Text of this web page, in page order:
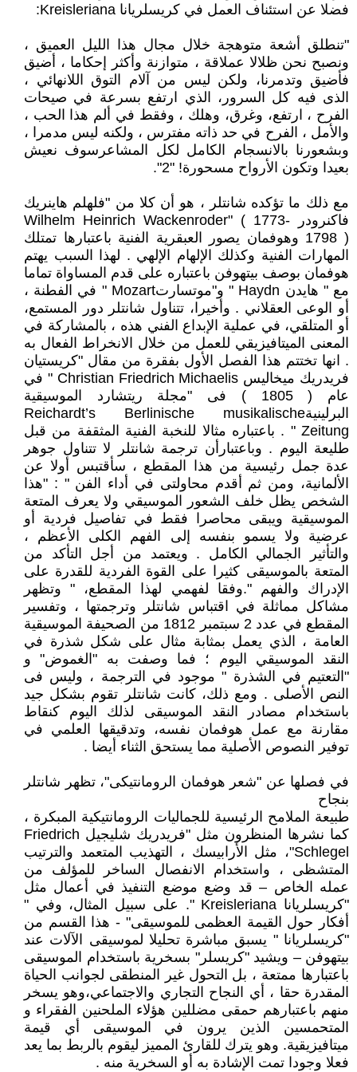
فضلا عن استئناف العمل في كريسلريانا Kreisleriana:
"تنطلق أشعة متوهجة خلال مجال هذا الليل العميق ،
ونصبح نحن ظلالا عملاقة ، متوازنة وأكثر إحكاما ، أضيق
فأضيق وتدمرنا، ولكن ليس من آلام التوق اللانهائي ،
الذى فيه كل السرور، الذي ارتفع بسرعة في صيحات
الفرح ، ارتفع، وغرق، وهلك ، وفقط في ألم هذا الحب ،
والأمل ، الفرح في حد ذاته مفترس ، ولكنه ليس مدمرا ،
وبشعورنا بالانسجام الكامل لكل المشاعرسوف نعيش
بعيدا وتكون الأرواح مسحورة! "2".
مع ذلك ما تؤكده شانتلر ، هو أن كلا من "فلهلم هاينريك
فاكنرودر Wilhelm Heinrich Wackenroder" ( 1773-
1798 ) وهوفمان يصور العبقرية الفنية باعتبارها تمتلك
المهارات الفنية وكذلك الإلهام الإلهي . لهذا السبب يهتم
هوفمان بوصف بيتهوفن باعتباره على قدم المساواة تماما
مع " هايدن Haydn " و"موتسارتMozart " في الفطنة ،
أو الوعى العقلاني . وأخيرا، تتناول شانتلر دور المستمع،
أو المتلقي، في عملية الإبداع الفني هذه ، بالمشاركة في
المعنى الميتافيزيقي للعمل من خلال الانخراط الفعال به
. انها تختتم هذا الفصل الأول بفقرة من مقال "كريستيان
فريدريك ميخاليس Christian Friedrich Michaelis " في
عام ( 1805 ) فى "مجلة ريتشارد الموسيقية
البرلينيةReichardt’s Berlinische musikalische
Zeitung " . باعتباره مثالا للنخبة الفنية المثقفة من قبل
طليعة اليوم . وباعتبارأن ترجمة شانتلر لا تتناول جوهر
عدة جمل رئيسية من هذا المقطع ، سأقتبس أولا عن
الألمانية، ومن ثم أقدم محاولتى في أداء الفن " : "هذا
الشخص يظل خلف الشعور الموسيقي ولا يعرف المتعة
الموسيقية ويبقى محاصرا فقط في تفاصيل فردية أو
عرضية ولا يسمو بنفسه إلى الفهم الكلى الأعظم ،
والتأثير الجمالي الكامل . ويعتمد من أجل التأكد من
المتعة بالموسيقى كثيرا على القوة الفردية للقدرة على
الإدراك والفهم ".وفقا لفهمي لهذا المقطع، " وتظهر
مشاكل مماثلة في اقتباس شانتلر وترجمتها ، وتفسير
المقطع في عدد 2 سبتمبر 1812 من الصحيفة الموسيقية
العامة ، الذي يعمل بمثابة مثال على شكل شذرة في
النقد الموسيقي اليوم ؛ فما وصفت به "الغموض" و
"التعتيم في الشذرة " موجود في الترجمة ، وليس فى
النص الأصلى . ومع ذلك، كانت شانتلر تقوم بشكل جيد
باستخدام مصادر النقد الموسيقى لذلك اليوم كنقاط
مقارنة مع عمل هوفمان نفسه، وتدقيقها العلمي في
توفير النصوص الأصلية مما يستحق الثناء أيضا .
في فصلها عن "شعر هوفمان الرومانتيكى"، تظهر شانتلر
بنجاح
طبيعة الملامح الرئيسية للجماليات الرومانتيكية المبكرة ،
كما نشرها المنظرون مثل "فريدريك شليجيل Friedrich
Schlegel"، مثل الأرابيسك ، التهذيب المتعمد والترتيب
المتشظى ، واستخدام الانفصال الساخر للمؤلف من
عمله الخاص – قد وضع موضع التنفيذ في أعمال مثل
"كريسلريانا Kreisleriana ". على سبيل المثال، وفي "
أفكار حول القيمة العظمى للموسيقى" - هذا القسم من
"كريسلريانا " يسبق مباشرة تحليلا لموسيقى الآلات عند
بيتهوفن – ويشيد "كريسلر" بسخرية باستخدام الموسيقى
باعتبارها ممتعة ، بل التحول غير المنطقى لجوانب الحياة
المقدرة حقا ، أي النجاح التجاري والاجتماعي،وهو يسخر
منهم باعتبارهم حمقى مضللين هؤلاء الملحنين الفقراء و
المتحمسين الذين يرون في الموسيقى أي قيمة
ميتافيزيقية. وهو يترك للقارئ المميز ليقوم بالربط بما يعد
فعلا وجودا تمت الإشادة به أو السخرية منه .